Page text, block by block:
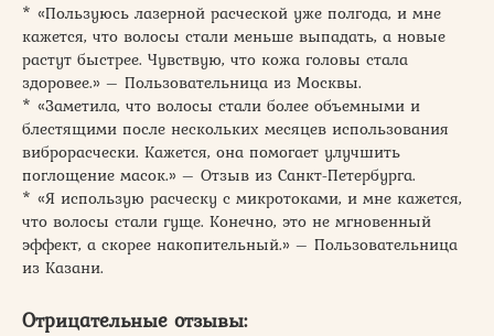
* «Пользуюсь лазерной расческой уже полгода, и мне
кажется, что волосы стали меньше выпадать, а новые
растут быстрее. Чувствую, что кожа головы стала
здоровее.» – Пользовательница из Москвы.
* «Заметила, что волосы стали более объемными и
блестящими после нескольких месяцев использования
виброрасчески. Кажется, она помогает улучшить
поглощение масок.» – Отзыв из Санкт-Петербурга.
* «Я использую расческу с микротоками, и мне кажется,
что волосы стали гуще. Конечно, это не мгновенный
эффект, а скорее накопительный.» – Пользовательница
из Казани.
Отрицательные отзывы: